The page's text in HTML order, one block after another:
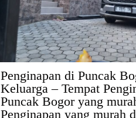
Penginapan di Puncak
Keluarga – Tempat
Puncak Bogor yang
Penginapan yang murah